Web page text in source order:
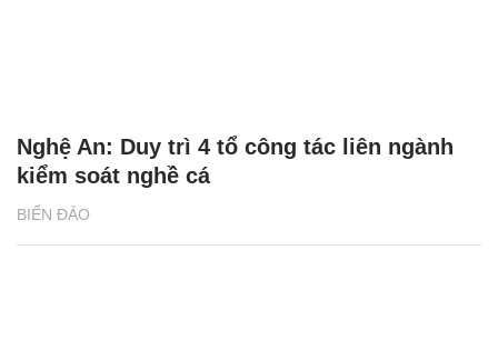
BIỂN ĐẢO
Nghệ An: Duy trì 4 tổ công tác liên ngành
kiểm soát nghề cá